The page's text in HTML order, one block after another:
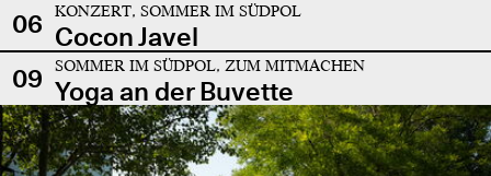
06 KONZERT, SOMMER IM SÜDPOL
Cocon Javel
09
SOMMER IM SÜDPOL, ZUM MITMACHEN
Yoga an der Buvette